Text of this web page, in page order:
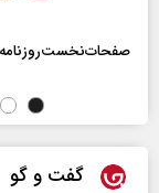
صفحات‌نخست‌روزنامه ها‌ی
گفت و گو